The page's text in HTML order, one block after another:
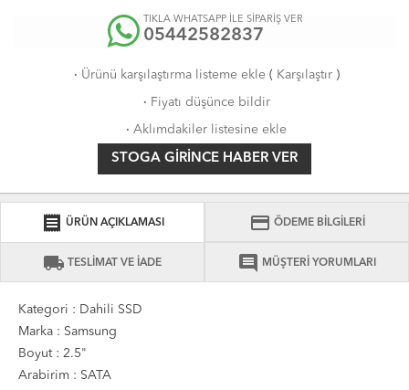
TIKLA WHATSAPP İLE SİPARİŞ VER
05442582837
· Ürünü karşılaştırma listeme ekle( Karşılaştır)
· Fiyatı düşünce bildir
· Aklımdakiler listesine ekle
STOGA GIRINCE HABER VER
receipt ÜRÜN AÇIKLAMASI credit_card ÖDEME BİLGİLERİ
local_shipping TESLİMAT VE İADE comment MÜŞTERİ YORUMLARI
Kategori : Dahili SSD
Marka : Samsung
Boyut : 2.5"
Arabirim : SATA